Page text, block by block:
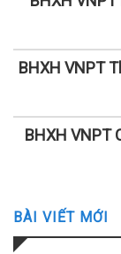
BHXH VNPT
BHXH VNPT
BÀI VIẾT MỚI